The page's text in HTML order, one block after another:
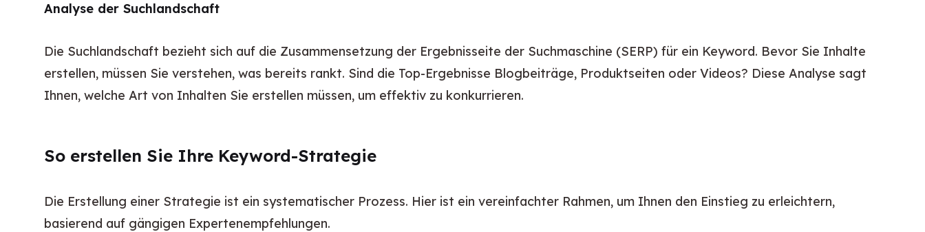
Analyse der Suchlandschaft
Die Suchlandschaft bezieht sich auf die Zusammensetzung der Ergebnisseite der Suchmaschine (SERP) für ein Keyword. Bevor Sie Inhalte
erstellen, müssen Sie verstehen, was bereits rankt. Sind die Top-Ergebnisse Blogbeiträge, Produktseiten oder Videos? Diese Analyse sagt
Ihnen, welche Art von Inhalten Sie erstellen müssen, um effektiv zu konkurrieren.
So erstellen Sie Ihre Keyword-Strategie
Die Erstellung einer Strategie ist ein systematischer Prozess. Hier ist ein vereinfachter Rahmen, um Ihnen den Einstieg zu erleichtern,
basierend auf gängigen Expertenempfehlungen.